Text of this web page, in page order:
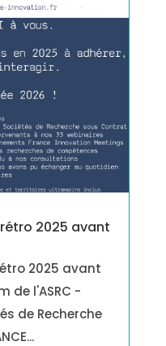
2025 avant
2025 avant
de l'ASRC -
de Recherche